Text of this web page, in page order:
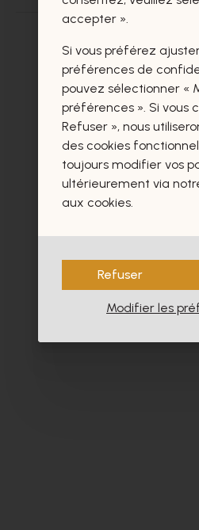
Ces produits
accepter ».
Si vous préférez
préférences de
pouvez sélectionner «
préférences ». Si vous
Refuser », nous
des cookies
toujours modifier vos
ultérieurement via
aux cookies.
Refuser
Modifier les